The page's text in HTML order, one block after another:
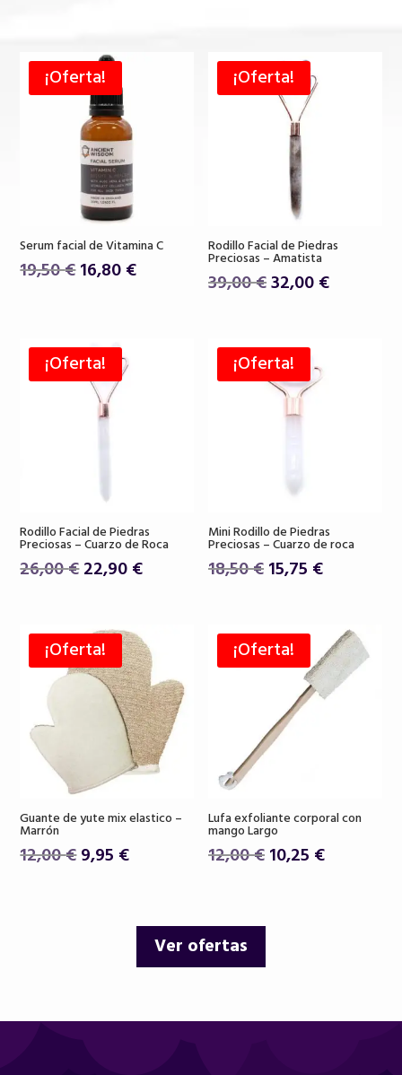
¡Oferta!
Serum facial de Vitamina C
19,50€El
era:
19,50 €.
16,80€El
¡Oferta!
Rodillo Facial de Piedras
Preciosas – Amatista
39,00€El
era:
39,00 €.
32,00€El
¡Oferta!
Rodillo Facial de Piedras
Preciosas – Cuarzo de Roca
26,00€El
era:
26,00 €.
22,90€El
es:
22,90 €.
¡Oferta!
Mini Rodillo de Piedras
Preciosas – Cuarzo de roca
18,50€El
era:
18,50 €.
15,75 €El
es:
15,75 €.
¡Oferta!
Guante de yute mix elastico –
Marrón
12,00€El
9,95 €El
es:
9,95 €.
¡Oferta!
Lufa exfoliante corporal con
mango Largo
12,00€El
10,25 €El
Ver ofertas